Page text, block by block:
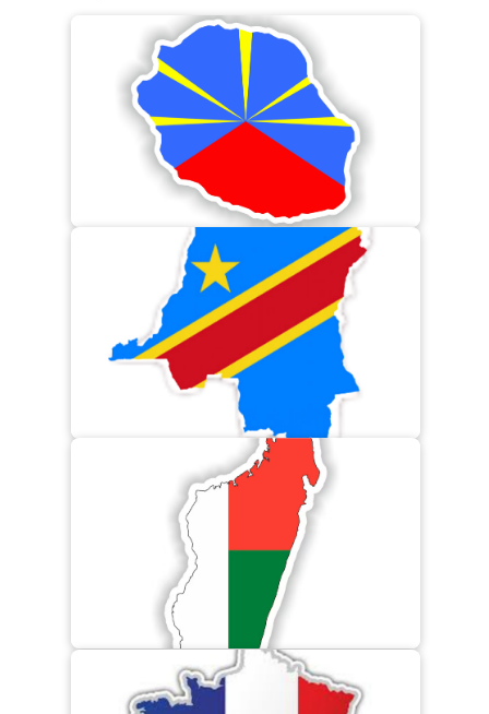
Eglise Colonne de Feu – La
Possession
Eglise CIFFLAM – Ngaliema
Kinshasa
Eglise Flamme de Feu – Nosy Faly
Eglise Emeth – Diego Suarez